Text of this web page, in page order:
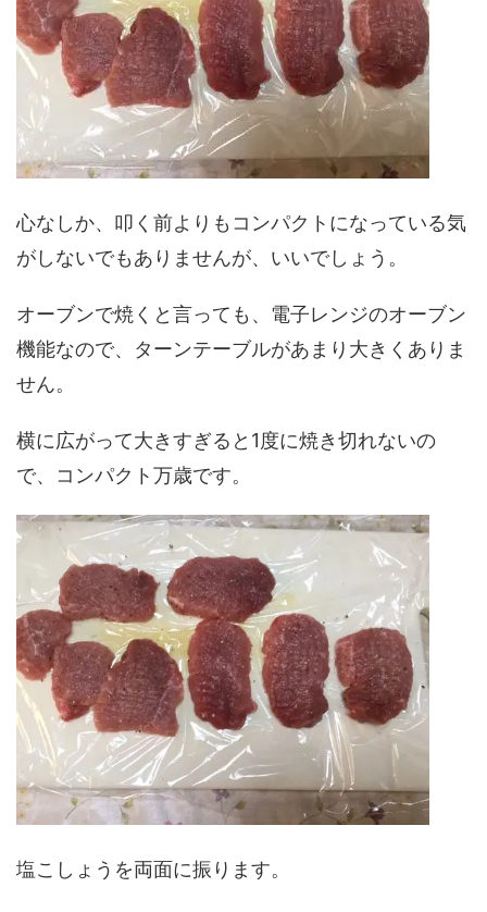
心なしか、叩く前よりもコンパクトになっている気
がしないでもありませんが、いいでしょう。
オーブンで焼くと言っても、電子レンジのオーブン
機能なので、ターンテーブルがあまり大きくありま
せん。
横に広がって大きすぎると1度に焼き切れないの
で、コンパクト万歳です。
塩こしょうを両面に振ります。